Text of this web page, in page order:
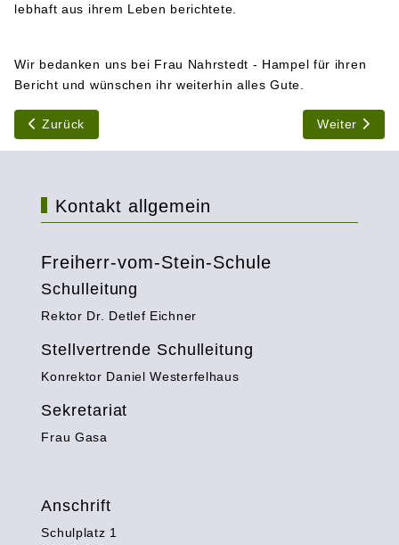
lebhaft aus ihrem Leben berichtete.
Wir bedanken uns bei Frau Nahrstedt - Hampel für ihren
Bericht und wünschen ihr weiterhin alles Gute.
Vorheriger Beitrag: Neue Hauptschule: Nevra Raymann
Zurück Nächster
Weiter
Kontakt allgemein
Freiherr-vom-Stein-Schule
Schulleitung
Rektor Dr. Detlef Eichner
Stellvertrende Schulleitung
Konrektor Daniel Westerfelhaus
Sekretariat
Frau Gasa
Anschrift
Schulplatz 1